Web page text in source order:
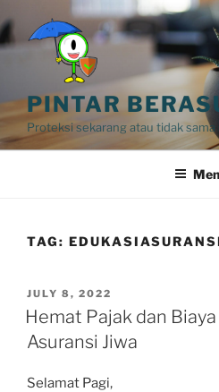
to
content
PINTAR
Proteksi sekarang atau tidak sama
TAG:
POSTED
ON
JULY 8, 2022
Hemat Pajak dan
Asuransi Jiwa
Selamat Pagi,